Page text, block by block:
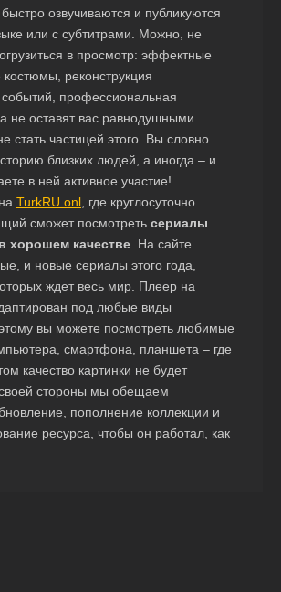
озвучиваются и публикуются
или с субтитрами. Можно, не
в просмотр: эффектные
костюмы, реконструкция
событий, профессиональная
не оставят вас равнодушными.
стать частицей этого. Вы словно
близких людей, а иногда – и
в ней активное участие!
TurkRU.onl , где круглосуточно
сможет посмотреть сериалы
хорошем качестве . На сайте
и новые сериалы этого года,
ждет весь мир. Плеер на
под любые виды
вы можете посмотреть любимые
смартфона, планшета – где
качество картинки не будет
стороны мы обещаем
пополнение коллекции и
ресурса, чтобы он работал, как